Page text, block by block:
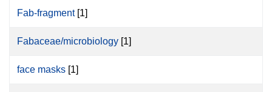
Fab-fragment[1]
Fabaceae/microbiology [1]
face masks [1]